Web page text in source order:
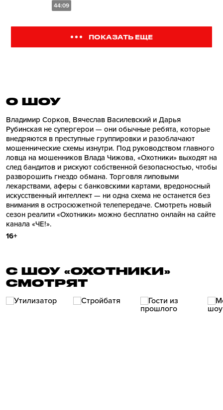
44:09
ПОКАЗАТЬ ЕЩЕ
О ШОУ
Владимир Сорков, Вячеслав Василевский и Дарья
Рубинская не супергерои — они обычные ребята, которые
внедряются в преступные группировки и разоблачают
мошеннические схемы изнутри. Под руководством главного
ловца на мошенников Влада Чижова, «Охотники» выходят на
след бандитов и рискуют собственной безопасностью, чтобы
разворошить гнездо обмана. Торговля липовыми
лекарствами, аферы с банковскими картами, вредоносный
искусственный интеллект — ни одна схема не останется без
внимания в остросюжетной телепередаче. Смотреть новый
сезон реалити «Охотники» можно бесплатно онлайн на сайте
канала «ЧЕ!».
16+
С ШОУ «ОХОТНИКИ»
СМОТРЯТ